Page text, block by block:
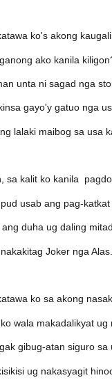
ko's akong
ako kanila
unta ni sagad nga
gayo'y gatuo nga
lalaki maibog sa usa
sa kalit ko kanila
usab ang pag-
ang duha ug daling
Joker nga Alas.
ko sa akong
wala makadalikyat ug
gibug-atan siguro sa
ug nakasyagit